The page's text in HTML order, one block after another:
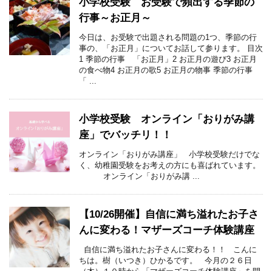
行事～お正月～
今日は、お受験で出題される問題の1つ、季節の行
事の、「お正月」についてお話して参ります。 目次
1 季節の行事 「お正月」2 お正月の遊び3 お正月
の食べ物4 お正月の歌5 お正月の物事 季節の行事
「 ...
小学校受験 オンライン「おりがみ講
座」でバッチリ！！
オンライン「おりがみ講座」 小学校受験だけでな
く、幼稚園受験をお考えの方にも喜ばれています。
オンライン「おりがみ講 ...
【10/26開催】自信に満ち溢れたお子さ
んに変わる！マザーズコーチ体験講座
自信に満ち溢れたお子さんに変わる！！ こんに
ちは。樹（いつき）ひかるです。 今月の２６日